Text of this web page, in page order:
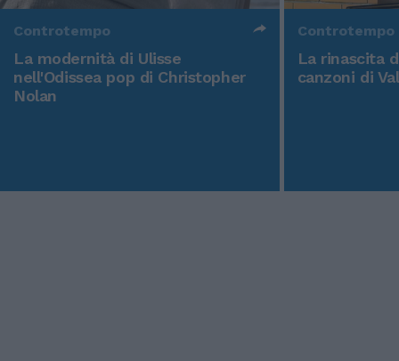
Controtempo
La modernità di Ulisse
nell'Odissea pop di Christopher
Nolan
Controtempo
La rinascita
canzoni di